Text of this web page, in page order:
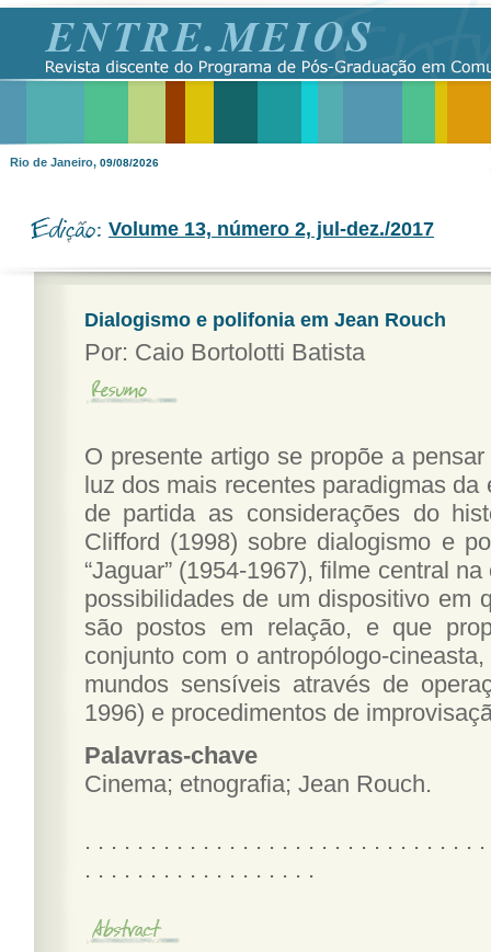
Rio de Janeiro, 09/08/2026
Volume 13, número 2, jul-dez./2017
Dialogismo e polifonia em Jean Rouch
Por: Caio Bortolotti Batista
O presente artigo se propõe a
luz dos mais recentes paradigmas
de partida as considerações do
Clifford (1998) sobre dialogismo e
“Jaguar” (1954-1967), filme central
possibilidades de um dispositivo em
são postos em relação, e que
conjunto com o antropólogo-
mundos sensíveis através de
1996) e procedimentos de
Palavras-chave
Cinema; etnografia; Jean Rouch.
. . . . . . . . . . . . . . . . . . . . . . . . . . . . . .
. . . . . . . . . . . . . . . . . .